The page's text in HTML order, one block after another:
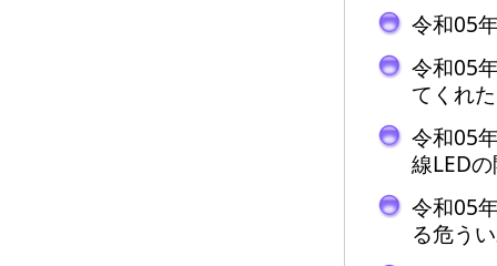
令和05
令和05
てくれ
令和05
線LED
令和05
る危う